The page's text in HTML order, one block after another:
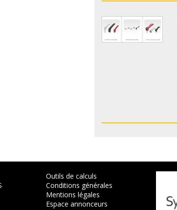
Outils de calculs
Conditions générales
Mentions légales
Espace annonceurs